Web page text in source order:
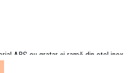
ABS cu gratar şi ramă din oţel inox